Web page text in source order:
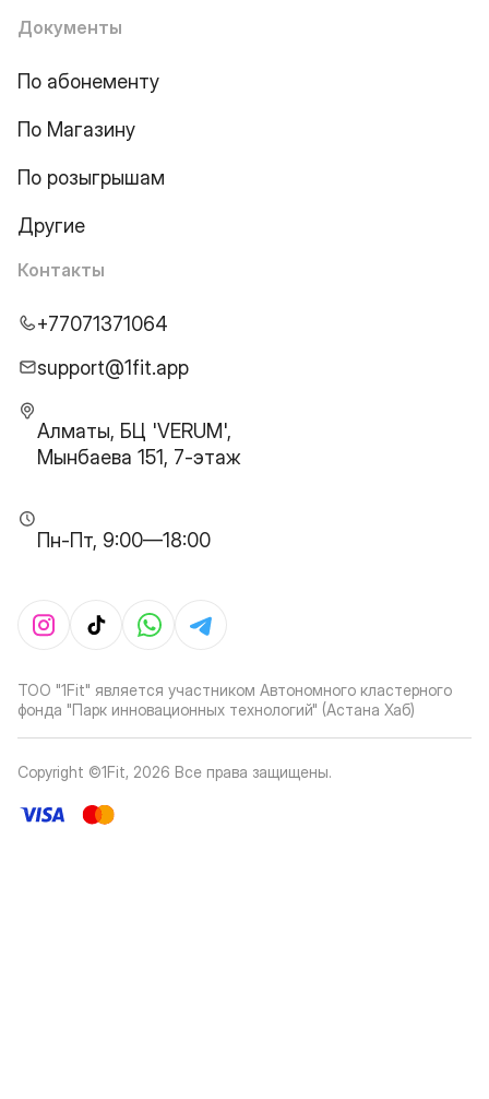
Документы
По абонементу
По Магазину
По розыгрышам
Другие
Контакты
+77071371064
support@1fit.app
Алматы, БЦ 'VERUM',
Мынбаева 151, 7-этаж
Пн-Пт, 9:00—18:00
ТОО "1Fit" является участником Автономного кластерного
фонда "Парк инновационных технологий" (Астана Хаб)
Copyright ©1Fit, 2026 Все права защищены.